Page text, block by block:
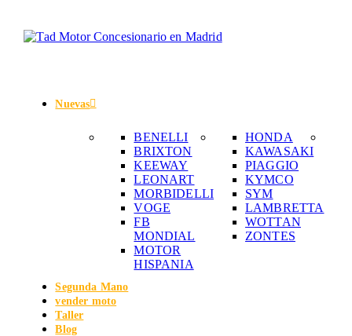
Nuevas
BENELLI
BRIXTON
KEEWAY
LEONART
MORBIDELLI
VOGE
FB
MONDIAL
MOTOR
HISPANIA
HONDA
KAWASAKI
PIAGGIO
KYMCO
SYM
LAMBRETTA
WOTTAN
ZONTES
Segunda Mano
vender moto
Taller
Blog